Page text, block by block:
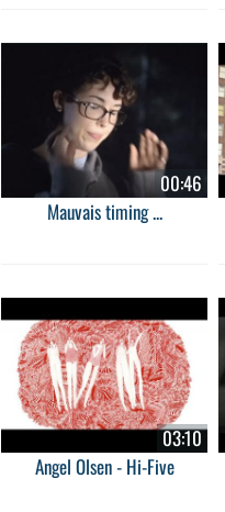
00:46
Mauvais timing ...
03:10
Angel Olsen - Hi-Five